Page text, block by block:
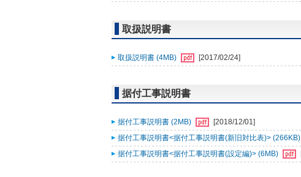
取扱説明書
取扱説明書 (4MB) [2017/02/24]
据付工事説明書
据付工事説明書 (2MB)
[2018/12/01]
据付工事説明書<据付工事説明書(新旧対比表)> (266KB)
据付工事説明書<据付工事説明書(設定編)> (6MB)